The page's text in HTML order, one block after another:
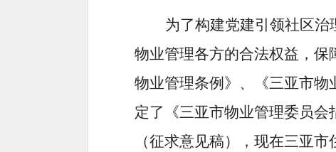
为了构建党建引领社区治
物业管理各方的合法权益，保
物业管理条例》、《三亚市物
定了《三亚市物业管理委员会
（征求意见稿），现在三亚